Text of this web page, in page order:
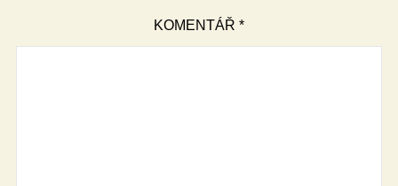
KOMENTÁŘ *